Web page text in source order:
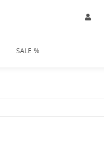
SALE %